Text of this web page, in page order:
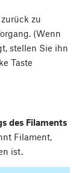
zu
(Wenn
stellen Sie ihn
Taste
des Filaments
Filament,
ist.